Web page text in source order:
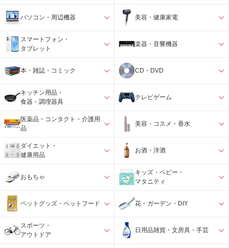
パソコン・周辺機器 美容・健康家電
スマートフォン・
タブレット
楽器・音響機器
本・雑誌・コミック CD・DVD
キッチン用品・
食器・調理器具
テレビゲーム
医薬品・コンタクト・介護用
品
美容・コスメ・香水
ダイエット・
健康用品
お酒・洋酒
おもちゃ
キッズ・ベビー・
マタニティ
ペットグッズ・ペットフード 花・ガーデン・DIY
スポーツ・
アウトドア
日用品雑貨・文房具・手芸